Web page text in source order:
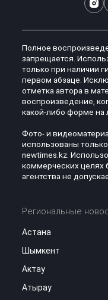
Полное
запрещается.
только при наличии
первом абзаце.
отметка автора в
воспроизведение,
какой-либо форме на
Фото- и
использованы
newtimes.kz.
коммерческих целях
агентства не
Региональные
Астана
Шымкент
Актау
Атырау